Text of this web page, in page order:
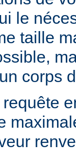
le
taille
corps